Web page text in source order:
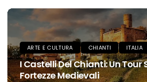
ARTE E CULTURA CHIANTI ITALIA
I Castelli Del Chianti: Un Tour
Fortezze Medievali